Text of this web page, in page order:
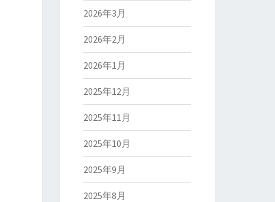
2026年3月
2026年2月
2026年1月
2025年12月
2025年11月
2025年10月
2025年9月
2025年8月